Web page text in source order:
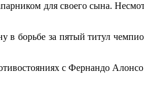
для своего сына.
борьбе за пятый титул
с Фернандо